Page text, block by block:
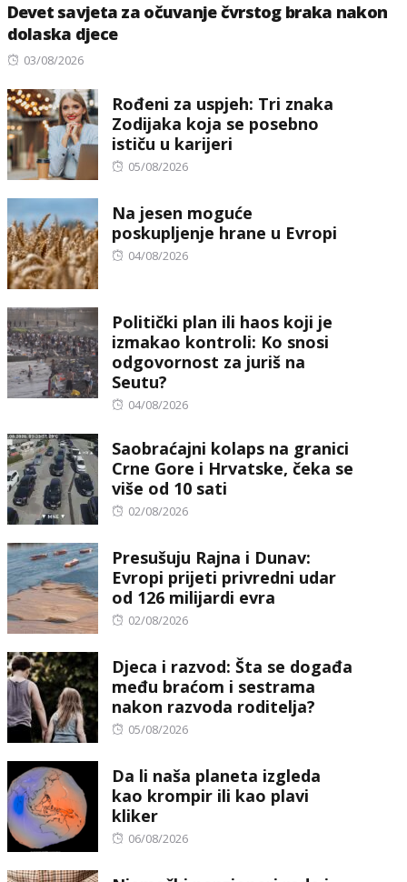
Devet savjeta za očuvanje čvrstog braka nakon
dolaska djece
Posted
03/08/2026
Rođeni za uspjeh: Tri znaka
Zodijaka koja se posebno
ističu u karijeri
Posted
05/08/2026
Na jesen moguće
poskupljenje hrane u Evropi
Posted
04/08/2026
Politički plan ili haos koji je
izmakao kontroli: Ko snosi
odgovornost za juriš na
Seutu?
Posted
04/08/2026
Saobraćajni kolaps na granici
Crne Gore i Hrvatske, čeka se
više od 10 sati
Posted
02/08/2026
Presušuju Rajna i Dunav:
Evropi prijeti privredni udar
od 126 milijardi evra
Posted
02/08/2026
Djeca i razvod: Šta se događa
među braćom i sestrama
nakon razvoda roditelja?
Posted
05/08/2026
Da li naša planeta izgleda
kao krompir ili kao plavi
kliker
Posted
06/08/2026